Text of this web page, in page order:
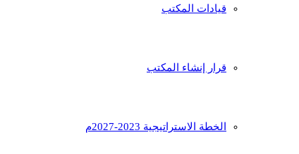
قيادات المكتب
قرار إنشاء المكتب
الخطة الاستراتيجية 2023-2027م